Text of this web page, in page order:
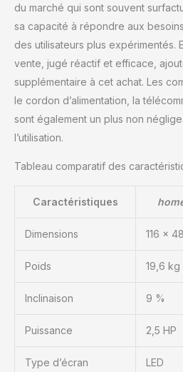
tapis
à ses
idéal
client
7.
du marché qui sont souvent
sa capacité à répondre aux
des utilisateurs plus expérimentés.
vente, jugé réactif et efficace,
supplémentaire à cet achat. Les
le cordon d’alimentation, la
sont également un plus non
l’utilisation.
Tableau comparatif des
Caractéristiques
Dimensions 116 x
Poids 19,6 kg
Inclinaison 9 %
Puissance 2,5 HP
Type d’écran LED